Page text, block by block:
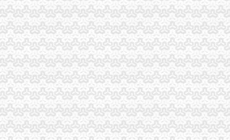
共和国海关报关单位注册登记管理规
和国海关报关单位注册登记管理规定
位注册登记[1]-报关员资格-无忧考网
位注册登记证书遗失声明_【
位的注册登记-报关员资格-无忧考网
《中华共和国海关报关单位注册登记